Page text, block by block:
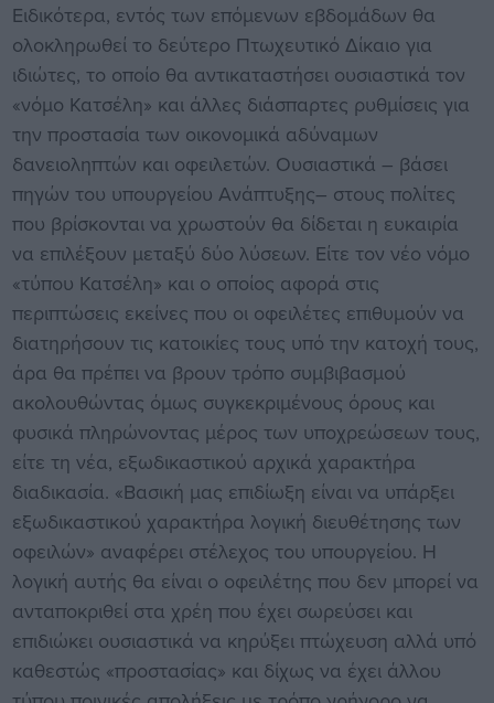
Ειδικότερα, εντός των επόμενων εβδομάδων θα
ολοκληρωθεί το δεύτερο Πτωχευτικό Δίκαιο για
ιδιώτες, το οποίο θα αντικαταστήσει ουσιαστικά τον
«νόμο Κατσέλη» και άλλες διάσπαρτες ρυθμίσεις για
την προστασία των οικονομικά αδύναμων
δανειοληπτών και οφειλετών. Ουσιαστικά – βάσει
πηγών του υπουργείου Ανάπτυξης– στους πολίτες
που βρίσκονται να χρωστούν θα δίδεται η ευκαιρία
να επιλέξουν μεταξύ δύο λύσεων. Είτε τον νέο νόμο
«τύπου Κατσέλη» και ο οποίος αφορά στις
περιπτώσεις εκείνες που οι οφειλέτες επιθυμούν να
διατηρήσουν τις κατοικίες τους υπό την κατοχή τους,
άρα θα πρέπει να βρουν τρόπο συμβιβασμού
ακολουθώντας όμως συγκεκριμένους όρους και
φυσικά πληρώνοντας μέρος των υποχρεώσεων τους,
είτε τη νέα, εξωδικαστικού αρχικά χαρακτήρα
διαδικασία. «Βασική μας επιδίωξη είναι να υπάρξει
εξωδικαστικού χαρακτήρα λογική διευθέτησης των
οφειλών» αναφέρει στέλεχος του υπουργείου. Η
λογική αυτής θα είναι ο οφειλέτης που δεν μπορεί να
ανταποκριθεί στα χρέη που έχει σωρεύσει και
επιδιώκει ουσιαστικά να κηρύξει πτώχευση αλλά υπό
καθεστώς «προστασίας» και δίχως να έχει άλλου